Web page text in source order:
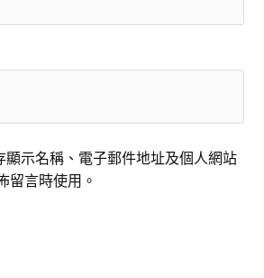
顯示名稱、電子郵件地址及個人網站
留言時使用。